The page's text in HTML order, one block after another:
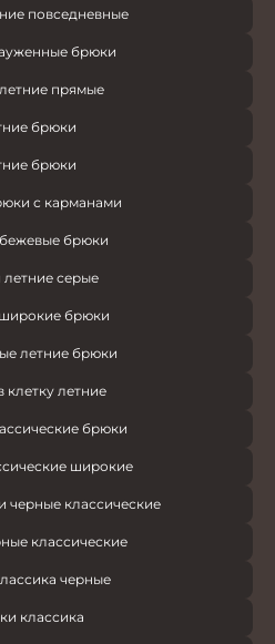
повседневные
брюки
прямые
брюки
брюки
с карманами
брюки
серые
брюки
летние брюки
клетку летние
брюки
широкие
классические
классические
черные
классика